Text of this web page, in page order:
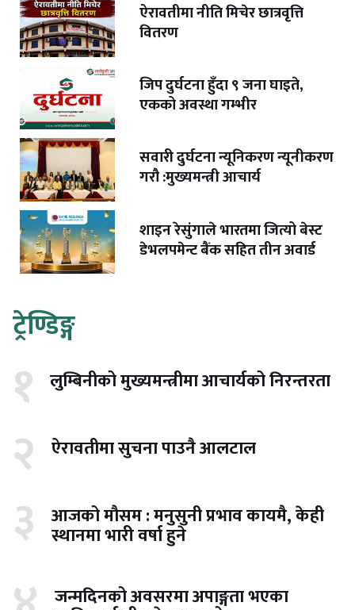
ऐरावतीमा नीति मिचेर छात्रवृत्ति
वितरण
जिप दुर्घटना हुँदा ९ जना घाइते,
एकको अवस्था गम्भीर
सवारी दुर्घटना न्यूनिकरण न्यूनीकरण
गरौ :मुख्यमन्त्री आचार्य
शाइन रेसुंगाले भारतमा जित्यो बेस्ट
डेभलपमेन्ट बैंक सहित तीन अवार्ड
ट्रेण्डिङ्ग
१ लुम्बिनीको मुख्यमन्त्रीमा आचार्यको निरन्तरता
२ ऐरावतीमा सुचना पाउनै आलटाल
३ आजको मौसम : मनुसुनी प्रभाव कायमै, केही
स्थानमा भारी वर्षा हुने
जन्मदिनको अवसरमा अपाङ्गता भएका